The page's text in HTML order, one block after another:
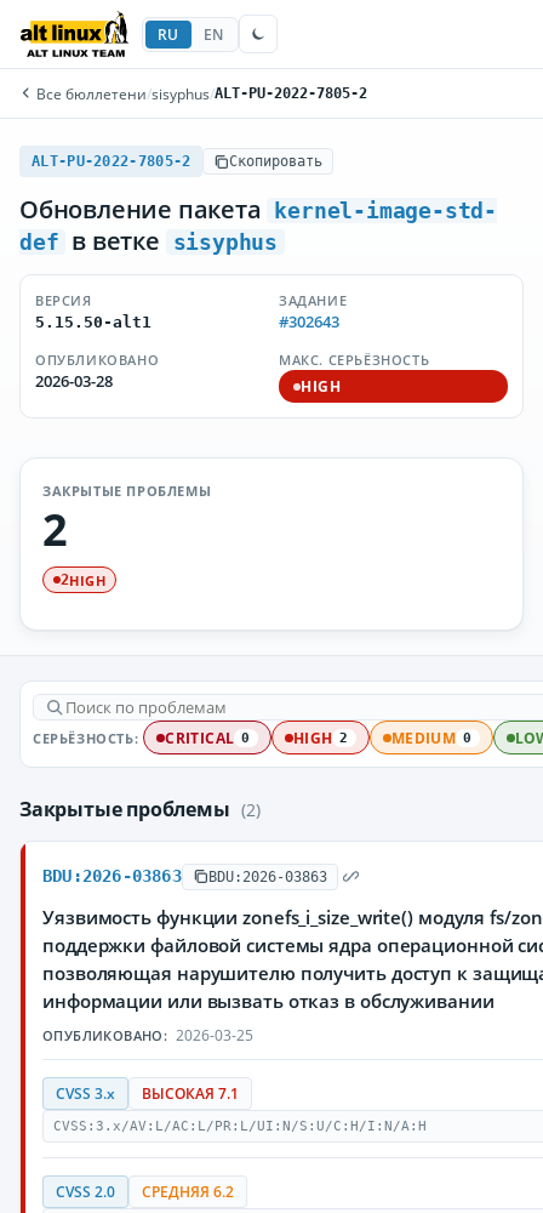
RU EN
Все бюллетени/sisyphus/ALT-PU-2022-7805-2
ALT-PU-2022-7805-2 Скопировать
Обновление пакета
kernel-image-std-
def в ветке sisyphus
ВЕРСИЯ
5.15.50-alt1
ЗАДАНИЕ
#302643
ОПУБЛИКОВАНО
2026-03-28
МАКС. СЕРЬЁЗНОСТЬ
HIGH
ЗАКРЫТЫЕ ПРОБЛЕМЫ
2
2HIGH
СЕРЬЁЗНОСТЬ: CRITICAL 0 HIGH 2 MEDIUM 0
Закрытые проблемы (2)
BDU:2026-03863 BDU:2026-03863
Уязвимость функции zonefs_i_size_write() модуля fs/
поддержки файловой системы ядра операционной
позволяющая нарушителю получить доступ к
информации или вызвать отказ в обслуживании
ОПУБЛИКОВАНО: 2026-03-25
CVSS 3.x ВЫСОКАЯ 7.1
CVSS:3.x/AV:L/AC:L/PR:L/UI:N/S:U/C:H/I:N/A:H
CVSS 2.0 СРЕДНЯЯ 6.2